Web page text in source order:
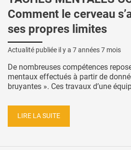
Comment le cerveau
ses propres limites
Actualité publiée il y a 7 années 7 mois
De nombreuses compétences
mentaux effectués à partir de
bruyantes ». Ces travaux d’une
LIRE LA SUITE